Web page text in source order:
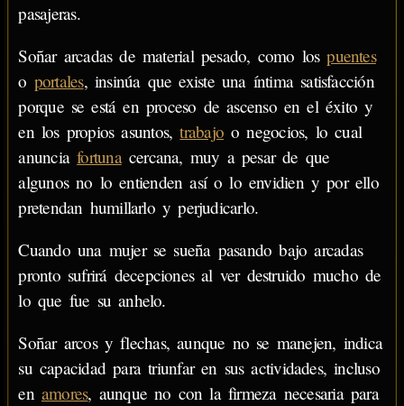
pasajeras.
Soñar arcadas de material pesado, como lospuentes
o portales, insinúa que existe una íntima satisfacción
porque se está en proceso de ascenso en el éxito y
en los propios asuntos,trabajo o negocios, lo cual
anunciafortunacercana, muy a pesar de que
algunos no lo entienden así o lo envidien y por ello
pretendan humillarlo y perjudicarlo.
Cuando una mujer se sueña pasando bajo arcadas
pronto sufrirá decepciones al ver destruido mucho de
lo que fue su anhelo.
Soñar arcos y flechas, aunque no se manejen, indica
su capacidad para triunfar en sus actividades, incluso
en amores, aunque no con la firmeza necesaria para